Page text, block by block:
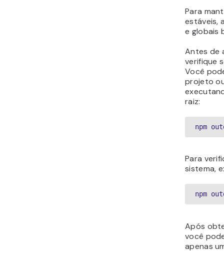
Para
estáveis,
e globais
Antes de
verifique
Você
projeto
raiz:
npm
Para
sistema,
npm
Após
você
apenas